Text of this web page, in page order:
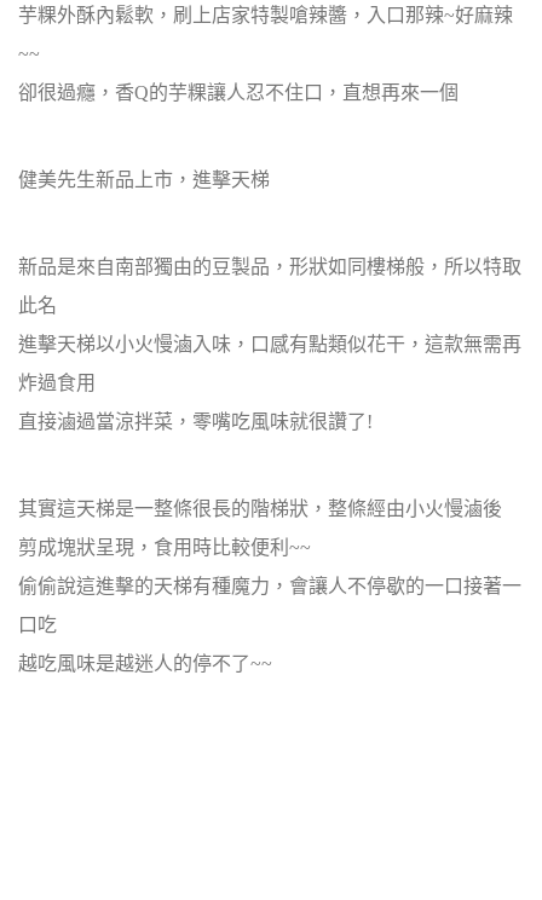
芋粿外酥內鬆軟，刷上店家特製嗆辣醬，入口那辣~好麻辣
~~
卻很過癮，香Q的芋粿讓人忍不住口，直想再來一個
健美先生新品上市，進擊天梯
新品是來自南部獨由的豆製品，形狀如同樓梯般，所以特取
此名
進擊天梯以小火慢滷入味，口感有點類似花干，這款無需再
炸過食用
直接滷過當涼拌菜，零嘴吃風味就很讚了!
其實這天梯是一整條很長的階梯狀，整條經由小火慢滷後
剪成塊狀呈現，食用時比較便利~~
偷偷說這進擊的天梯有種魔力，會讓人不停歇的一口接著一
口吃
越吃風味是越迷人的停不了~~